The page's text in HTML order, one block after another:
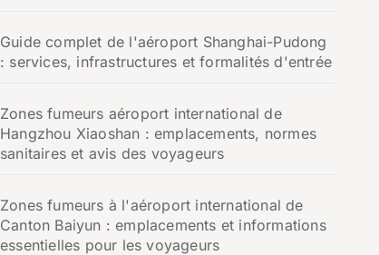
Guide complet de l'aéroport Shanghai-Pudong
: services, infrastructures et formalités d'entrée
Zones fumeurs aéroport international de
Hangzhou Xiaoshan : emplacements, normes
sanitaires et avis des voyageurs
Zones fumeurs à l'aéroport international de
Canton Baiyun : emplacements et informations
essentielles pour les voyageurs